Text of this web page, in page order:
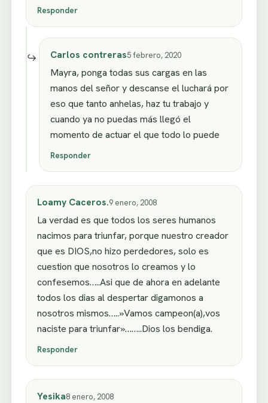
Responder
Carlos contreras5 febrero, 2020
Mayra, ponga todas sus cargas en las
manos del señor y descanse el luchará por
eso que tanto anhelas, haz tu trabajo y
cuando ya no puedas más llegó el
momento de actuar el que todo lo puede
Responder
Loamy Caceros.9 enero, 2008
La verdad es que todos los seres humanos
nacimos para triunfar, porque nuestro creador
que es DIOS,no hizo perdedores, solo es
cuestion que nosotros lo creamos y lo
confesemos…..Asi que de ahora en adelante
todos los dias al despertar digamonos a
nosotros mismos…..»Vamos campeon(a),vos
naciste para triunfar»……..Dios los bendiga.
Responder
Yesika8 enero, 2008